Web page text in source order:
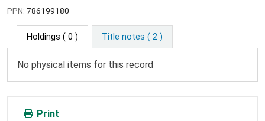
PPN: 786199180
Holdings ( 0 ) Title notes ( 2 )
No physical items for this record
Print